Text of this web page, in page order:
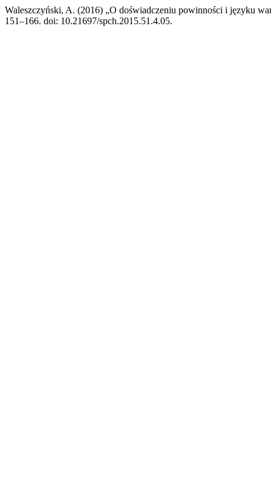
Waleszczyński, A. (2016) „O doświadczeniu powinności i języku
151–166. doi: 10.21697/spch.2015.51.4.05.